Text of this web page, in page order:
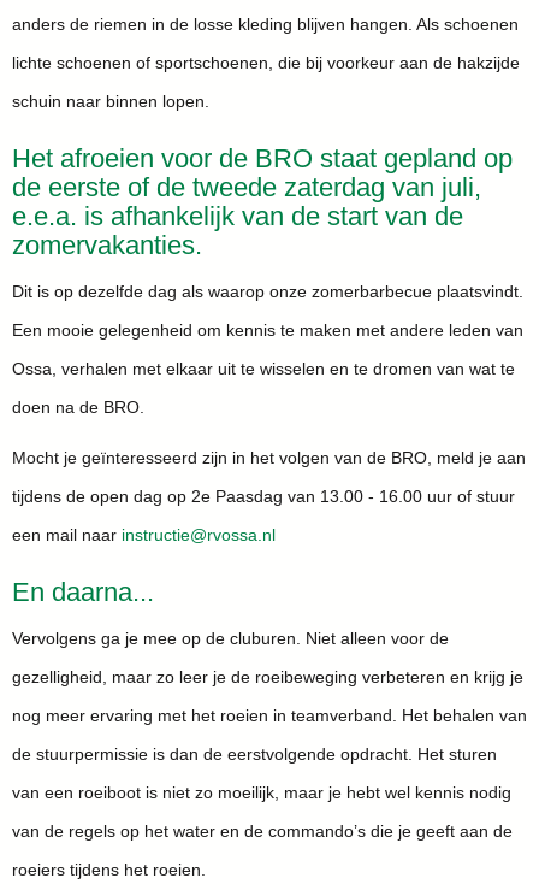
anders de riemen in de losse kleding blijven hangen. Als schoenen
lichte schoenen of sportschoenen, die bij voorkeur aan de hakzijde
schuin naar binnen lopen.
Het afroeien voor de BRO staat gepland op
de eerste of de tweede zaterdag van juli,
e.e.a. is afhankelijk van de start van de
zomervakanties.
Dit is op dezelfde dag als waarop onze zomerbarbecue plaatsvindt.
Een mooie gelegenheid om kennis te maken met andere leden van
Ossa, verhalen met elkaar uit te wisselen en te dromen van wat te
doen na de BRO.
Mocht je geïnteresseerd zijn in het volgen van de BRO, meld je aan
tijdens de open dag op 2e Paasdag van 13.00 - 16.00 uur of stuur
een mail naar eitcurtsni@rvossa.nl
En daarna...
Vervolgens ga je mee op de cluburen. Niet alleen voor de
gezelligheid, maar zo leer je de roeibeweging verbeteren en krijg je
nog meer ervaring met het roeien in teamverband. Het behalen van
de stuurpermissie is dan de eerstvolgende opdracht. Het sturen
van een roeiboot is niet zo moeilijk, maar je hebt wel kennis nodig
van de regels op het water en de commando’s die je geeft aan de
roeiers tijdens het roeien.